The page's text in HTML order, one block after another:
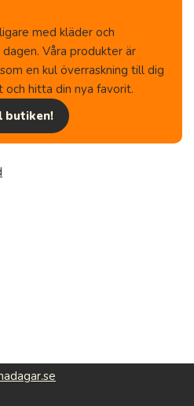
med kläder och
Våra produkter är
en kul överraskning till dig
hitta din nya favorit.
butiken!